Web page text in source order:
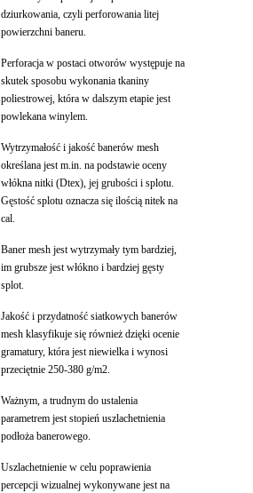
dziurkowania, czyli perforowania litej
powierzchni baneru.
Perforacja w postaci otworów występuje na
skutek sposobu wykonania tkaniny
poliestrowej, która w dalszym etapie jest
powlekana winylem.
Wytrzymałość i jakość banerów mesh
określana jest m.in. na podstawie oceny
włókna nitki (Dtex), jej grubości i splotu.
Gęstość splotu oznacza się ilością nitek na
cal.
Baner mesh jest wytrzymały tym bardziej,
im grubsze jest włókno i bardziej gęsty
splot.
Jakość i przydatność siatkowych banerów
mesh klasyfikuje się również dzięki ocenie
gramatury, która jest niewielka i wynosi
przeciętnie 250-380 g/m2.
Ważnym, a trudnym do ustalenia
parametrem jest stopień uszlachetnienia
podłoża banerowego.
Uszlachetnienie w celu poprawienia
percepcji wizualnej wykonywane jest na